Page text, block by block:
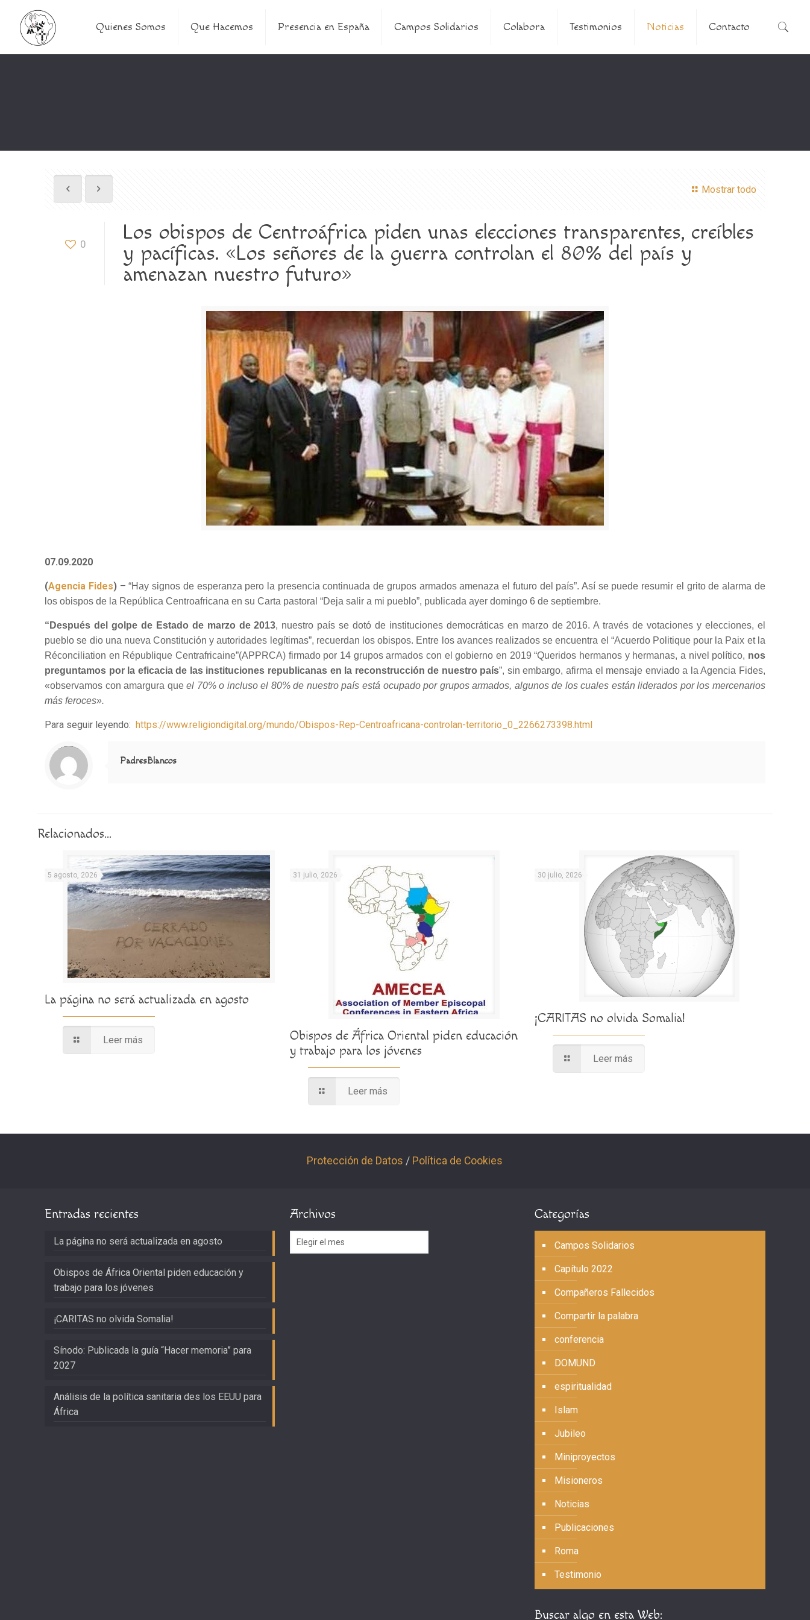
Quienes Somos Que Hacemos Presencia en España Campos Solidarios Colabora Testimonios Noticias Contacto
Mostrar todo
0
Los obispos de Centroáfrica piden unas elecciones transparentes, creíbles
y pacíficas. «Los señores de la guerra controlan el 80% del país y
amenazan nuestro futuro»
07.09.2020
(Agencia Fides) – “Hay signos de esperanza pero la presencia continuada de grupos armados amenaza el futuro del país”. Así se puede resumir el grito de alarma de
los obispos de la República Centroafricana en su Carta pastoral “Deja salir a mi pueblo”, publicada ayer domingo 6 de septiembre.
“Después del golpe de Estado de marzo de 2013, nuestro país se dotó de instituciones democráticas en marzo de 2016. A través de votaciones y elecciones, el
pueblo se dio una nueva Constitución y autoridades legítimas”, recuerdan los obispos. Entre los avances realizados se encuentra el “Acuerdo Politique pour la Paix et la
Réconciliation en République Centrafricaine”(APPRCA) firmado por 14 grupos armados con el gobierno en 2019 “Queridos hermanos y hermanas, a nivel político, nos
preguntamos por la eficacia de las instituciones republicanas en la reconstrucción de nuestro país”, sin embargo, afirma el mensaje enviado a la Agencia Fides,
«observamos con amargura queel 70% o incluso el 80% de nuestro país está ocupado por grupos armados, algunos de los cuales están liderados por los mercenarios
más feroces».
Para seguir leyendo:https://www.religiondigital.org/mundo/Obispos-Rep-Centroafricana-controlan-territorio_0_2266273398.html
Notice
: Trying to access array offset on value of type null in
/home/misioner/public_html/padresblancos/themes/betheme/includes/content-single.php
on line
286
PadresBlancos
Relacionados...
5 agosto, 2026
La página no será actualizada en agosto
Leer más
31 julio, 2026
Obispos de África Oriental piden educación
y trabajo para los jóvenes
Leer más
30 julio, 2026
¡CARITAS no olvida Somalia!
Leer más
Protección de Datos / Política de Cookies
Entradas recientes
La página no será actualizada en agosto
Obispos de África Oriental piden educación y
trabajo para los jóvenes
¡CARITAS no olvida Somalia!
Sínodo: Publicada la guía “Hacer memoria” para
2027
Análisis de la política sanitaria des los EEUU para
África
Archivos
Archivos
Categorías
Campos Solidarios
Capítulo 2022
Compañeros Fallecidos
Compartir la palabra
conferencia
DOMUND
espiritualidad
Islam
Jubileo
Miniproyectos
Misioneros
Noticias
Publicaciones
Roma
Testimonio
Buscar algo en esta Web: